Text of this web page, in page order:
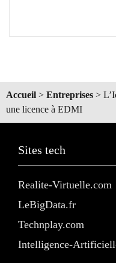
Accueil > Entreprises >
une licence à EDMI
Sites tech
Realite-Virtuelle.com
LeBigData.fr
Technplay.com
Intelligence-